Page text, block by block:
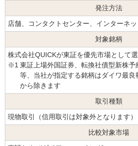
発注方法
店舗、コンタクトセンター、インターネ
対象銘柄
株式会社QUICKが東証を優先市場として
※1 東証上場外国証券、転換社債型新株
等、当社が指定する銘柄はダイワ最
から除きます
取引種類
現物取引（信用取引は対象外となります）
比較対象市場